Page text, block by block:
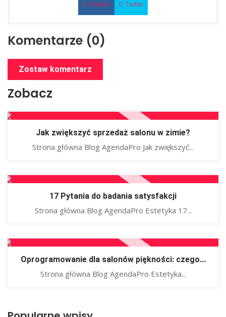
Facebok Twitter
Komentarze (0)
Zostaw komentarz
Zobacz
Jak zwiększyć sprzedaż salonu w zimie?
Strona główna Blog AgendaPro Jak zwiększyć...
17 Pytania do badania satysfakcji
Strona główna Blog AgendaPro Estetyka 17...
Oprogramowanie dla salonów piękności: czego...
Strona główna Blog AgendaPro Estetyka...